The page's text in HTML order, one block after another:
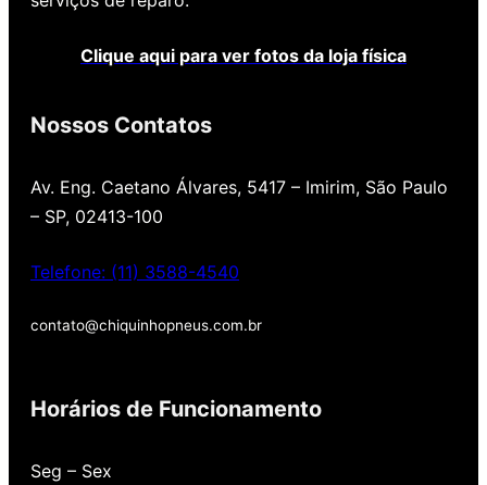
Clique aqui para ver fotos da loja física
Europeu de qualidade!
Temos uma loja novinha, com os melhores
Nossos Contatos
Av. Eng. Caetano Álvares, 5417 – Imirim, São Paulo
– SP, 02413-100
Telefone: (11) 3588-4540
contato@chiquinhopneus.com.br
Horários de Funcionamento
Seg – Sex